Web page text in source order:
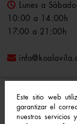
Este sitio web
garantizar el
nuestros servicios
Lunes a Sábado
10:00 a 14:00h
17:00 a 21:00h
© 2021-2022